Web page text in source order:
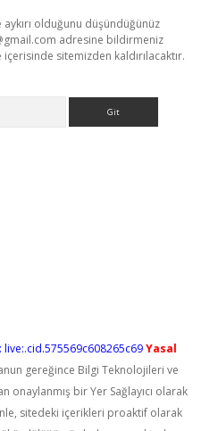
olduğunu düşündüğünüz
adresine bildirmeniz
sitemizden kaldırılacaktır.
live:.cid.575569c608265c69Yasal
gereğince Bilgi Teknolojileri ve
onaylanmış bir Yer Sağlayıcı olarak
sitedeki içerikleri proaktif olarak